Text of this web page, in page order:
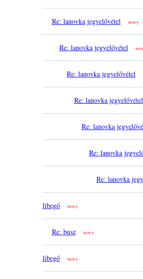
Re: lanovka jegyelővétel nowy
Re: lanovka jegyelővétel
Re: lanovka jegyelővétel
Re: lanovka jegyelővétel
Re: lanovka
Re: lanovka
Re: lanovka
libegő nowy
Re: busz nowy
libegő nowy